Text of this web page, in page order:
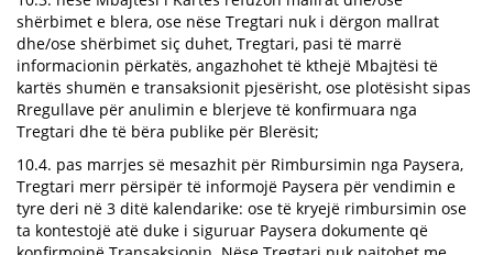
shërbimet e blera, ose nëse Tregtari nuk i dërgon mallrat
dhe/ose shërbimet siç duhet, Tregtari, pasi të marrë
informacionin përkatës, angazhohet të kthejë Mbajtësi të
kartës shumën e transaksionit pjesërisht, ose plotësisht sipas
Rregullave për anulimin e blerjeve të konfirmuara nga
Tregtari dhe të bëra publike për Blerësit;
10.4. pas marrjes së mesazhit për Rimbursimin nga Paysera,
Tregtari merr përsipër të informojë Paysera për vendimin e
tyre deri në 3 ditë kalendarike: ose të kryejë rimbursimin ose
ta kontestojë atë duke i siguruar Paysera dokumente që